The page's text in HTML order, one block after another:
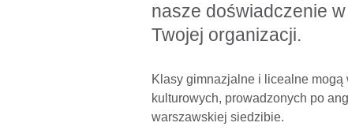
nasze doświadczenie
Twojej organizacji.
Klasy gimnazjalne i licealne mogą
kulturowych, prowadzonych po
warszawskiej siedzibie.